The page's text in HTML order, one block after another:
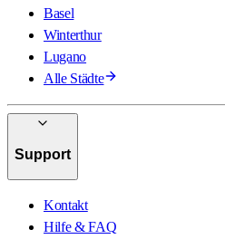
Basel
Winterthur
Lugano
Alle Städte
Support
Kontakt
Hilfe & FAQ